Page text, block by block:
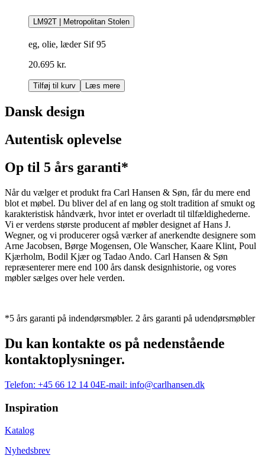
LM92T | Metropolitan Stolen
eg, olie, læder Sif 95
20.695 kr.
Tilføj til kurv Læs mere
Dansk design
Autentisk oplevelse
Op til 5 års garanti*
Når du vælger et produkt fra Carl Hansen & Søn, får du mere end
blot et møbel. Du bliver del af en lang og stolt tradition af smukt og
karakteristisk håndværk, hvor intet er overladt til tilfældighederne.
Vi er verdens største producent af møbler designet af Hans J.
Wegner, og vi producerer også værker af anerkendte designere som
Arne Jacobsen, Børge Mogensen, Ole Wanscher, Kaare Klint, Poul
Kjærholm, Bodil Kjær og Tadao Ando. Carl Hansen & Søn
repræsenterer mere end 100 års dansk designhistorie, og vores
møbler sælges over hele verden.
*5 års garanti på indendørsmøbler. 2 års garanti på udendørsmøbler
Du kan kontakte os på nedenstående
kontaktoplysninger.
Telefon: +45 66 12 14 04E-mail: info@carlhansen.dk
Inspiration
Katalog
Nyhedsbrev